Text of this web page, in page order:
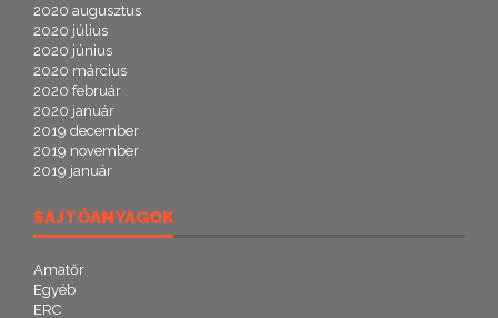
2020 augusztus
2020 július
2020 június
2020 március
2020 február
2020 január
2019 december
2019 november
2019 január
SAJTÓANYAGOK
Amatőr
Egyéb
ERC